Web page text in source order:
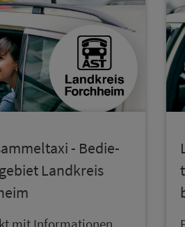
- Be­die­
Land­kreis